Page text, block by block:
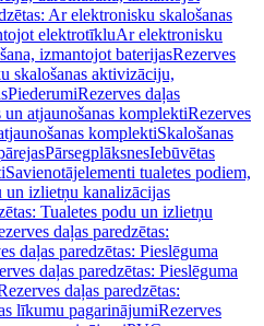
Ar elektronisku skalošanas
elektrotīkluAr elektronisku
izmantojot baterijasRezerves
skalošanas aktivizāciju,
PiederumiRezerves daļas
un atjaunošanas komplektiRezerves
komplektiSkalošanas
PārsegplāksnesIebūvētas
Savienotājelementi tualetes podiem,
un izlietņu kanalizācijas
Tualetes podu un izlietņu
daļas paredzētas:
daļas paredzētas: Pieslēguma
daļas paredzētas: Pieslēguma
daļas paredzētas:
līkumu pagarinājumiRezerves